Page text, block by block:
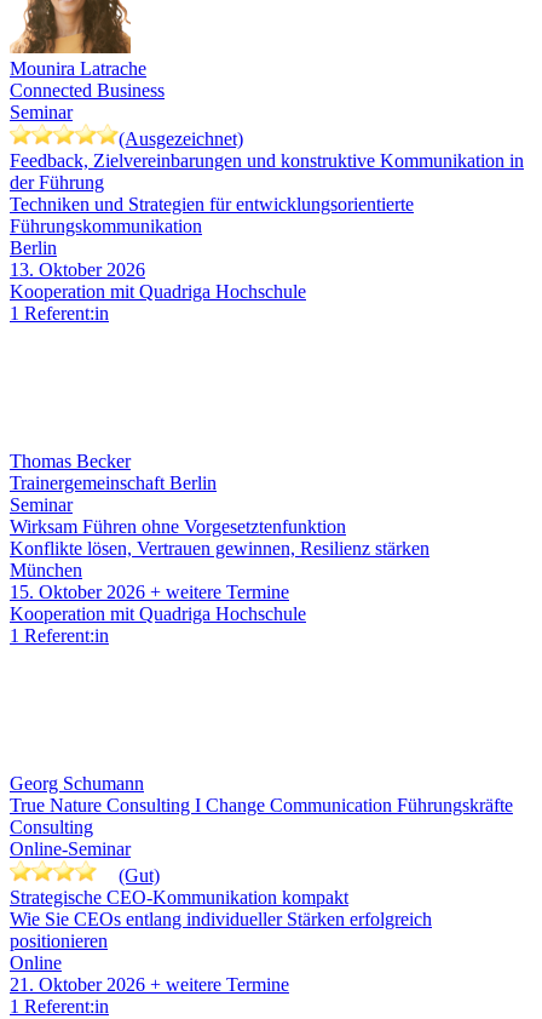
Mounira Latrache
Connected Business
Seminar
(Ausgezeichnet)
Feedback, Zielvereinbarungen und konstruktive Kommunikation in
der Führung
Techniken und Strategien für entwicklungsorientierte
Führungskommunikation
Berlin
13. Oktober 2026
Kooperation mit Quadriga Hochschule
1 Referent:in
Thomas Becker
Trainergemeinschaft Berlin
Seminar
Wirksam Führen ohne Vorgesetztenfunktion
Konflikte lösen, Vertrauen gewinnen, Resilienz stärken
München
15. Oktober 2026 + weitere Termine
Kooperation mit Quadriga Hochschule
1 Referent:in
Georg Schumann
True Nature Consulting I Change Communication Führungskräfte
Consulting
Online-Seminar
(Gut)
Strategische CEO-Kommunikation kompakt
Wie Sie CEOs entlang individueller Stärken erfolgreich
positionieren
Online
21. Oktober 2026 + weitere Termine
1 Referent:in